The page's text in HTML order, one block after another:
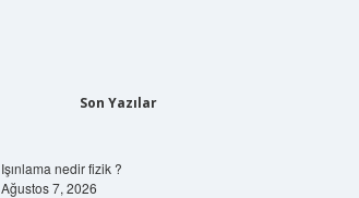
Son Yazılar
Işınlama nedir fizik ?
Ağustos 7, 2026